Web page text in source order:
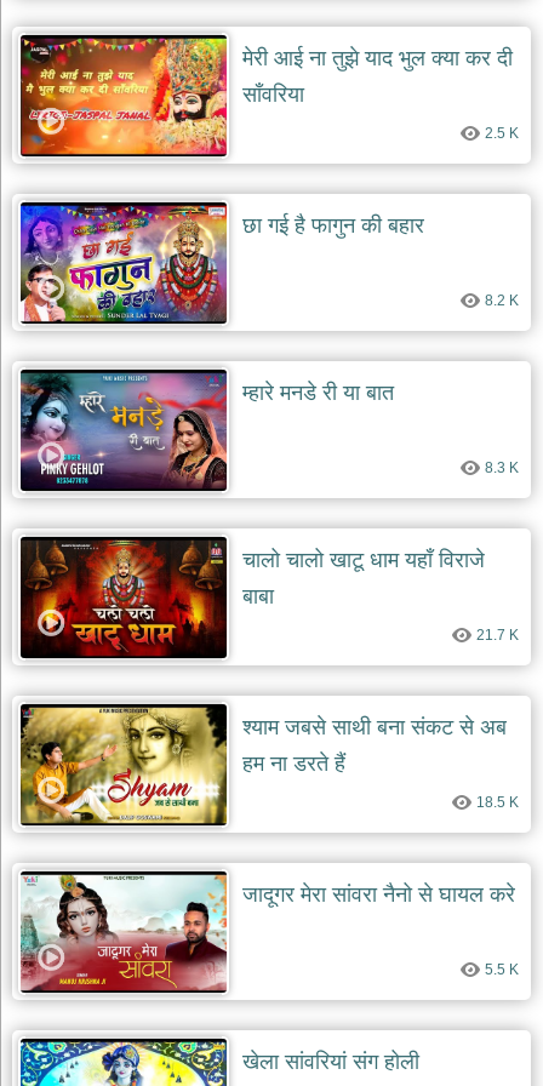
मेरी आई ना तुझे याद भुल क्या कर दी
साँवरिया
2.5 K
छा गई है फागुन की बहार
8.2 K
म्हारे मनडे री या बात
8.3 K
चालो चालो खाटू धाम यहाँ विराजे
बाबा
21.7 K
श्याम जबसे साथी बना संकट से अब
हम ना डरते हैं
18.5 K
जादूगर मेरा सांवरा नैनो से घायल करे
5.5 K
खेला सांवरियां संग होली